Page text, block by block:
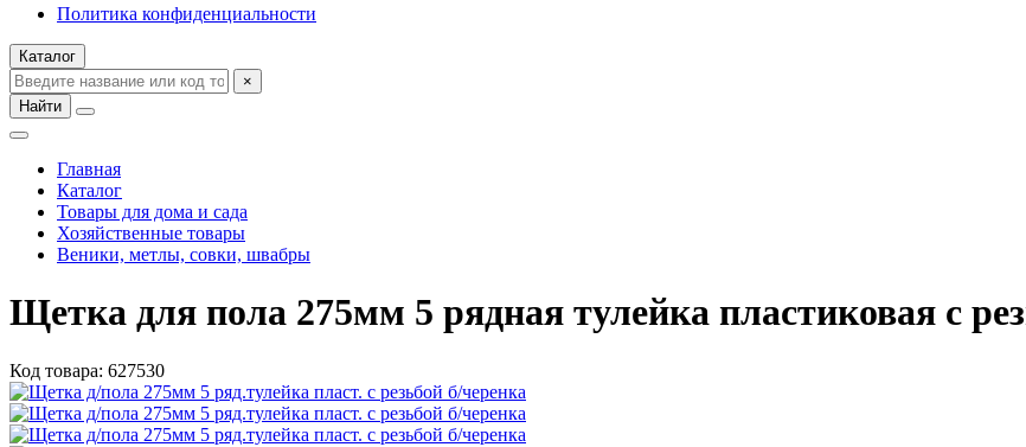
Политика конфиденциальности
Каталог
×
Найти
Главная
Каталог
Товары для дома и сада
Хозяйственные товары
Веники, метлы, совки, швабры
Щетка для пола 275мм 5 рядная тулейка пластиковая с
Код товара: 627530